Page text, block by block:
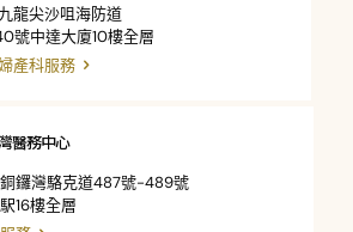
龍尖沙咀海防道
號中達大廈10樓全層
產科服務
醫務中心
鑼灣駱克道487號-489號
16樓全層